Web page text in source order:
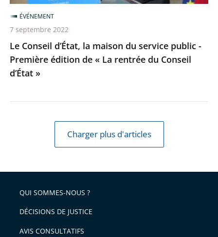
Première
édition
de
«
La
rentrée
Le Conseil d’État, la maison du service public -
Première édition de « La rentrée du Conseil
d’État »
ÉVÉNEMENT
7 septembre 2022
Charger plus d'articles
QUI SOMMES-NOUS ?
DÉCISIONS DE JUSTICE
AVIS CONSULTATIFS